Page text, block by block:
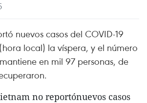
nuevos casos del COVID-19
local) la víspera, y el número
en mil 97 personas, de
no reportónuevos casos